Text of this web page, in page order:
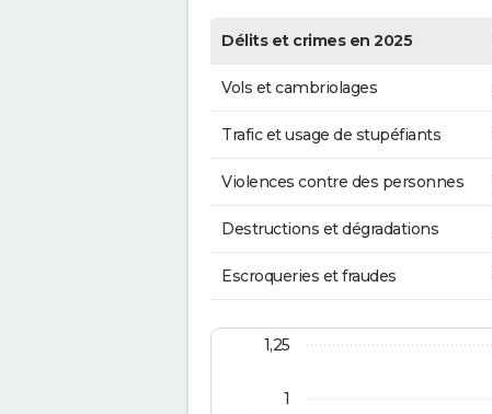
Délits et crimes en 2025
Vols et cambriolages
Trafic et usage de stupéfiants
Violences contre des personnes
Destructions et dégradations
Escroqueries et fraudes
1
1,25